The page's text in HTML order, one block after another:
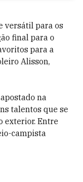
versátil para os
final para o
para a
Alisson,
na
talentos que se
exterior. Entre
campista